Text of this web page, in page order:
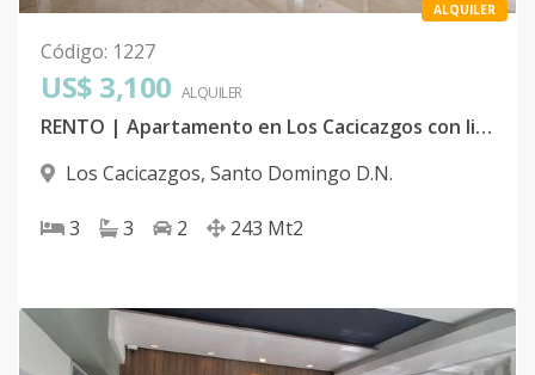
ALQUILER
Código: 1227
US$ 3,100 ALQUILER
RENTO | Apartamento en Los Cacicazgos con linea blanca
Los Cacicazgos, Santo Domingo D.N.
3 3 2 243 Mt2